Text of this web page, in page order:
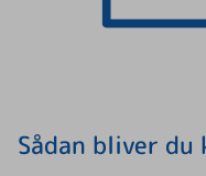
Sådan bliver du